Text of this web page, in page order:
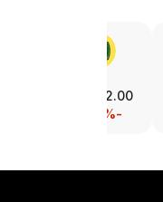
612.00 US$
-0.87%